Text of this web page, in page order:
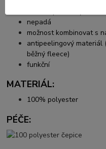
nepadá
možnost kombinovat s
antipeelingový materiál
běžný fleece)
funkční
MATERIÁL:
100% polyester
PÉČE: